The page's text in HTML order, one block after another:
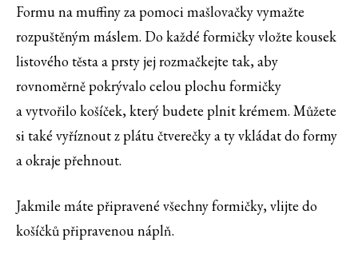
Formu na muffiny za pomoci mašlovačky vymažte
rozpuštěným máslem. Do každé formičky vložte kousek
listového těsta a prsty jej rozmačkejte tak, aby
rovnoměrně pokrývalo celou plochu formičky
a vytvořilo košíček, který budete plnit krémem. Můžete
si také vyříznout z plátu čtverečky a ty vkládat do formy
a okraje přehnout.
Jakmile máte připravené všechny formičky, vlijte do
košíčků připravenou náplň.